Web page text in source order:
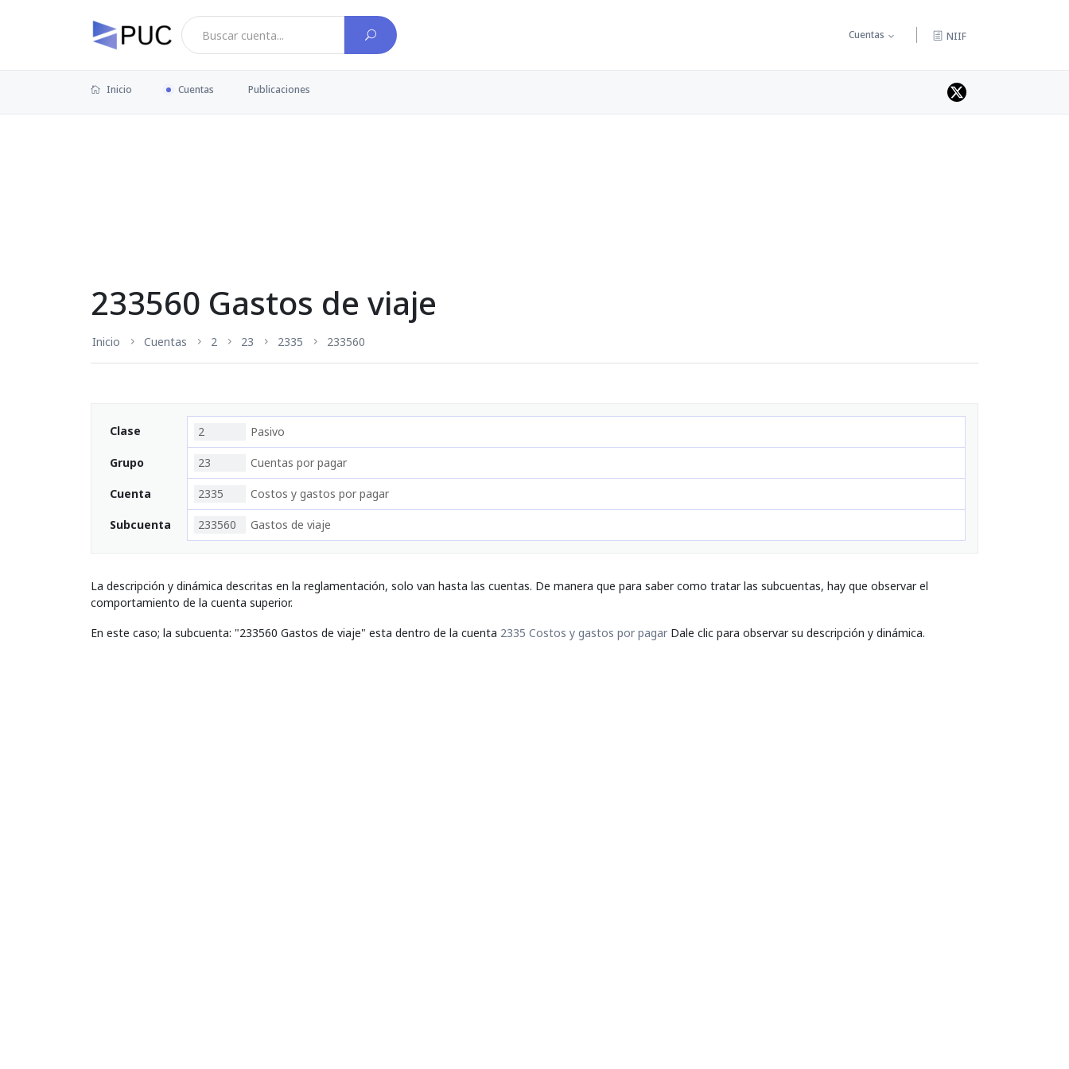
Cuentas NIIF
Inicio Cuentas Publicaciones
233560 Gastos de viaje
Inicio Cuentas 2 23 2335 233560
Clase 2 Pasivo
Grupo 23 Cuentas por pagar
Cuenta 2335 Costos y gastos por pagar
Subcuenta 233560 Gastos de viaje
La descripción y dinámica descritas en la reglamentación, solo van hasta las cuentas. De manera que para saber como tratar las subcuentas, hay que observar el
comportamiento de la cuenta superior.
En este caso; la subcuenta: "233560 Gastos de viaje" esta dentro de la cuenta 2335 Costos y gastos por pagar Dale clic para observar su descripción y dinámica.